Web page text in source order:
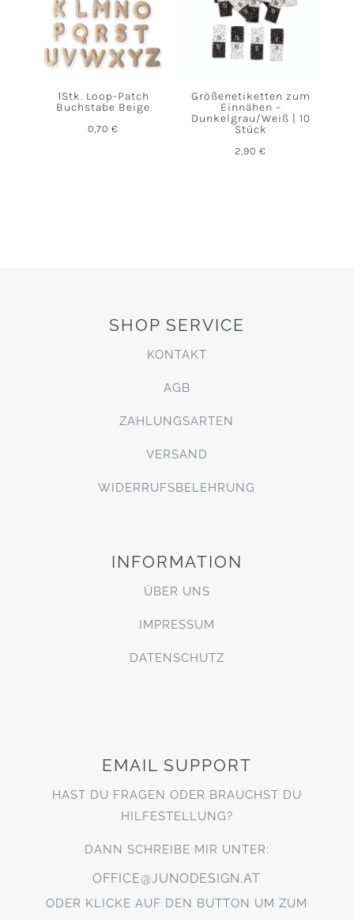
1Stk. Loop-Patch
Buchstabe Beige
0,70€
Größenetiketten zum
Einnähen –
Dunkelgrau/Weiß | 10
Stück
2,90€
SHOP SERVICE
KONTAKT
AGB
ZAHLUNGSARTEN
VERSAND
WIDERRUFSBELEHRUNG
INFORMATION
ÜBER UNS
IMPRESSUM
DATENSCHUTZ
EMAIL SUPPORT
HAST DU FRAGEN ODER BRAUCHST DU
HILFESTELLUNG?
DANN SCHREIBE MIR UNTER:
OFFICE@JUNODESIGN.AT
ODER KLICKE AUF DEN BUTTON UM ZUM